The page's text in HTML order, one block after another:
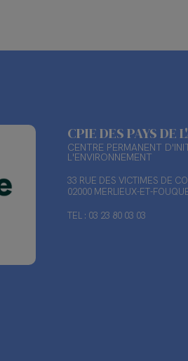
CPIE DES PAYS DE
CENTRE PERMANENT
L'ENVIRONNEMENT
33 RUE DES VICTIMES DE
02000 MERLIEUX-ET-
TEL : 03 23 80 03 03